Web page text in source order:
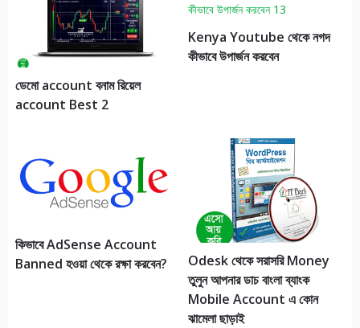
ডেমো account বনাম রিয়েল
account Best 2
Kenya Youtube থেকে নগদ
কীভাবে উপার্জন করবেন
কিভাবে AdSense Account
Banned হওয়া থেকে রক্ষা করবেন?
Odesk থেকে সরাসরি Money
তুলুন আপনার ডাচ বাংলা ব্যাংক
Mobile Account এ কোন
ঝামেলা ছাড়াই